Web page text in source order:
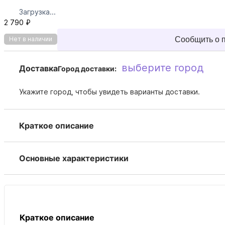
Загрузка...
2 790 ₽
Нет в наличии Сообщить о
ДоставкаГород доставки: выберите город
Укажите город, чтобы увидеть варианты доставки.
Краткое описание
Основные характеристики
Краткое описание